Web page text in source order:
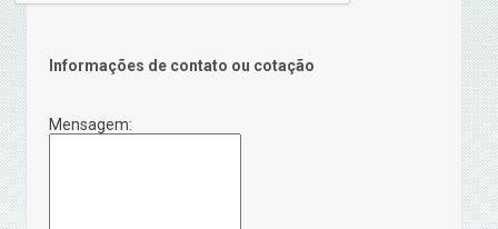
Informações de contato ou cotação
Mensagem: